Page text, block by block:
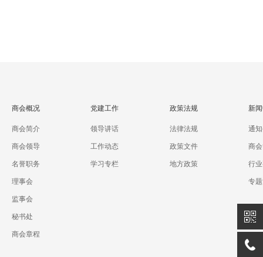
商会概况
商会简介
商会领导
名誉职务
理事会
监事会
秘书处
商会章程
党建工作
领导讲话
工作动态
学习专栏
政策法规
法律法规
政策文件
地方政策
新
通
商
行
专